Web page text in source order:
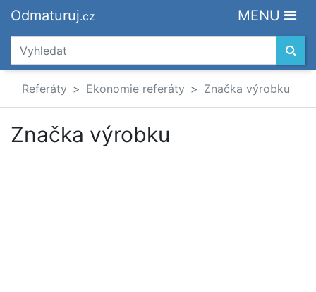
Odmaturuj.cz MENU
Referáty Ekonomie referáty Značka výrobku
Značka výrobku